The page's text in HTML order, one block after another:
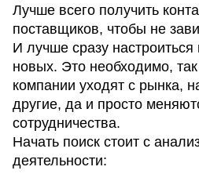
Лучше всего получить
поставщиков, чтобы не
И лучше сразу
новых. Это необходимо,
компании уходят с рынка,
другие, да и просто
сотрудничества.
Начать поиск стоит с
деятельности: